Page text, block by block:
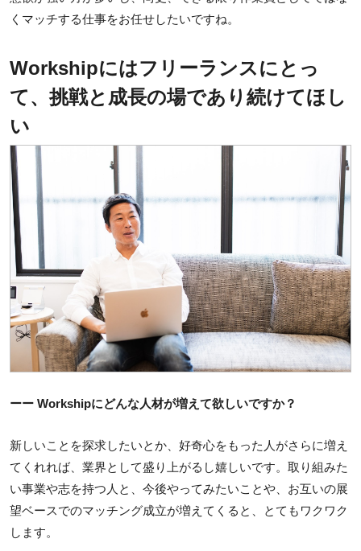
くマッチする仕事をお任せしたいですね。
Workshipにはフリーランスにとっ
て、挑戦と成長の場であり続けてほし
い
ーー Workshipにどんな人材が増えて欲しいですか？
新しいことを探求したいとか、好奇心をもった人がさらに増え
てくれれば、業界として盛り上がるし嬉しいです。取り組みた
い事業や志を持つ人と、今後やってみたいことや、お互いの展
望ベースでのマッチング成立が増えてくると、とてもワクワク
します。